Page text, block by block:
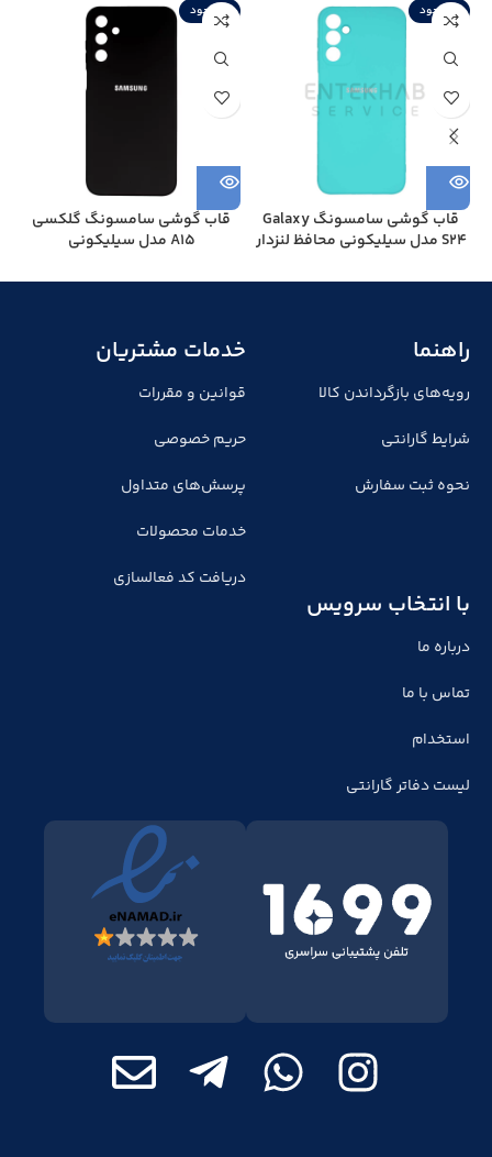
ناموجود
قاب گوشی سامسونگ Galaxy
S24 مدل سیلیکونی محافظ لنزدار
ناموجود
قاب گوشی سامسونگ گلکسی
A15 مدل سیلیکونی
راهنما
رویه‌های بازگرداندن کالا
شرایط گارانتی
نحوه ثبت سفارش
خدمات مشتریان
قوانین و مقررات
حریم خصوصی
پرسش‌های متداول
خدمات محصولات
دریافت کد فعالسازی
با انتخاب سرویس
درباره ما
تماس با ما
استخدام
لیست دفاتر گارانتی